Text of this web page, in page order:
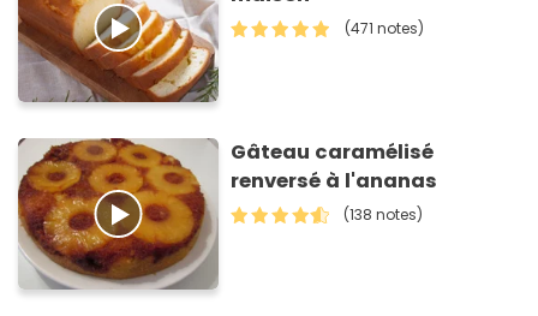
(471 notes)
Gâteau caramélisé
renversé à l'ananas
(138 notes)